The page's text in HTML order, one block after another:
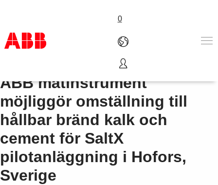
0
Produkter och tjänster
Service
Om ABB
Kontakta oss
Karriär på ABB
ABB mätinstrument
möjliggör omställning till
hållbar bränd kalk och
cement för SaltX
pilotanläggning i Hofors,
Sverige